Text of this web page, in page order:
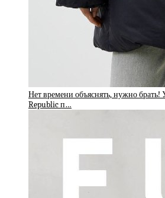
Нет времени объяснять, нужно брать!
Republic п…